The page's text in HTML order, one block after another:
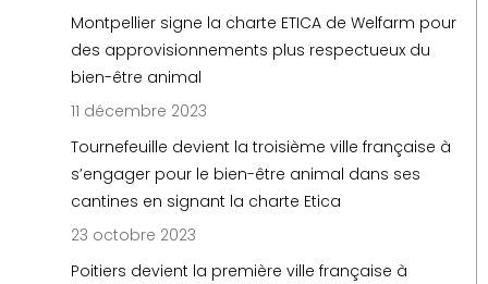
Montpellier signe la charte ETICA de Welfarm pour
des approvisionnements plus respectueux du
bien-être animal
11 décembre 2023
Tournefeuille devient la troisième ville française à
s’engager pour le bien-être animal dans ses
cantines en signant la charte Etica
23 octobre 2023
Poitiers devient la première ville française à